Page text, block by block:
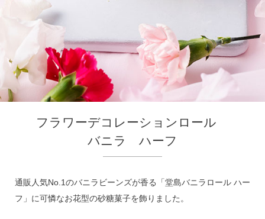
フラワーデコレーションロール
バニラ ハーフ
通販人気No.1のバニラビーンズが香る「堂島バニラロール ハー
フ」に可憐なお花型の砂糖菓子を飾りました。